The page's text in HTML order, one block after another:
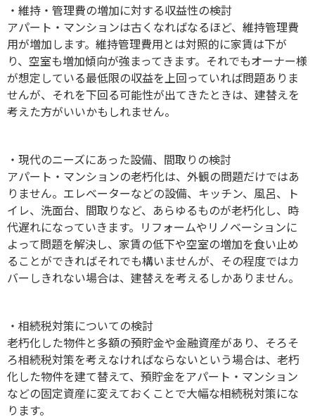
・維持・管理費の増加に対する収益性の検討
アパート・マンションは古くなればなるほど、維持管理費
用が増加します。維持管理費用とは対照的に家賃は下が
り、空室も増加傾向が強まってきます。それでもオーナー様
が想定している最低限の収益を上回っていれば問題ありま
せんが、それを下回る可能性が出てきたときは、建替えを
考えた方がいいかもしれません。
・現代のニーズにあった設備、間取りの検討
アパート・マンションの老朽化は、外観の問題だけではあ
りません。エレベーターなどの設備、キッチン、風呂、ト
イレ、洗面台、間取りなど、あらゆるものが老朽化し、時
代遅れになっていきます。リフォームやリノベーションに
よって問題を解決し、家賃の低下や空室の増加を食い止め
ることができればそれでも構いませんが、その程度ではカ
バーしきれない場合は、建替えを考えるしかありません。
・相続税対策についての検討
老朽化した物件と多額の預貯金や金融資産があり、そろそ
ろ相続税対策を考えなければならないという場合は、老朽
化した物件を建て替えて、預貯金をアパート・マンション
などの固定資産に変えておくことで大幅な相続税対策にな
ります。